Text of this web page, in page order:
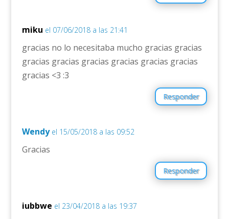
miku el 07/06/2018 a las 21:41
gracias no lo necesitaba mucho gracias gracias
gracias gracias gracias gracias gracias gracias
gracias <3 :3
Responder
Wendy el 15/05/2018 a las 09:52
Gracias
Responder
iubbwe el 23/04/2018 a las 19:37